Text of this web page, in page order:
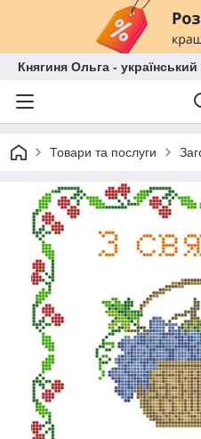
Княгиня Ольга -
Товари та послуги